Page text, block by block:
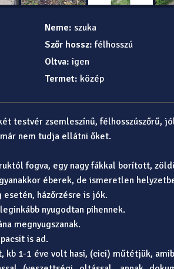
Neme: szuka
Szőr hossz: félhosszú
Oltva: igen
Termet: közép
testvér zsemleszínű, félhosszúszőrű,
nem tudja ellátni őket.
fogva, egy nagy fákkal borított,
éberek, de ismeretlen
esetén, házőrzésre is jók.
nyugodtan pihennek.
megnyugszanak.
is ad.
kb 1-1 éve volt hasi, (cici) műtétjük,